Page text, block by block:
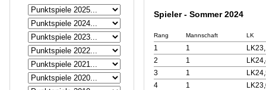
Spieler - Sommer 2024
Rang Mannschaft LK
1 1
2
1
3
1
4
1